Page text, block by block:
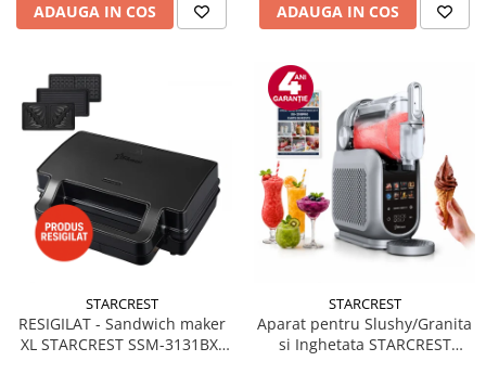
ADAUGA IN COS ADAUGA IN COS
STARCREST
RESIGILAT - Sandwich maker
XL STARCREST SSM-3131BX,
STARCREST
Aparat pentru Slushy/Granita
si Inghetata STARCREST